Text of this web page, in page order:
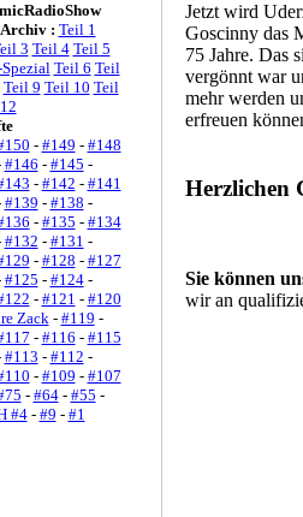
: Teil 1
3 Teil 4 Teil 5
Teil 6 Teil
Teil 9 Teil 10 Teil
- #149 - #148
#146 - #145 -
- #142 - #141
#139 - #138 -
- #135 - #134
#132 - #131 -
- #128 - #127
#125 - #124-
- #121 - #120
Zack- #119 -
- #116 - #115
#113 - #112 -
- #109 - #107
- #64- #55 -
#4- #9 - #1
Jetzt wird
Goscinny das
75 Jahre. Das
vergönnt war
mehr werden
erfreuen
Herzlichen
Sie können
wir an